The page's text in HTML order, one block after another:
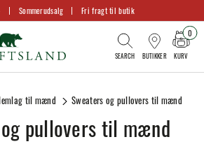
Sommerudsalg Fri fragt til butik
BUTIKKER KURV
0
pullovers til mænd
til mænd Sweaters og pullovers til mænd